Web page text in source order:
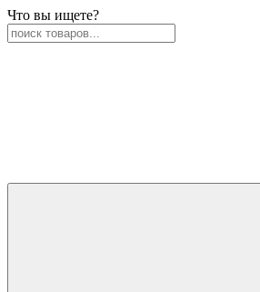
Что вы ищете?